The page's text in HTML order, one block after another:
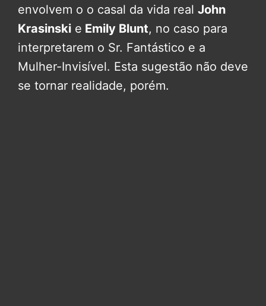
envolvem o o casal da vida real John
Krasinski e Emily Blunt, no caso para
interpretarem o Sr. Fantástico e a
Mulher-Invisível. Esta sugestão não deve
se tornar realidade, porém.